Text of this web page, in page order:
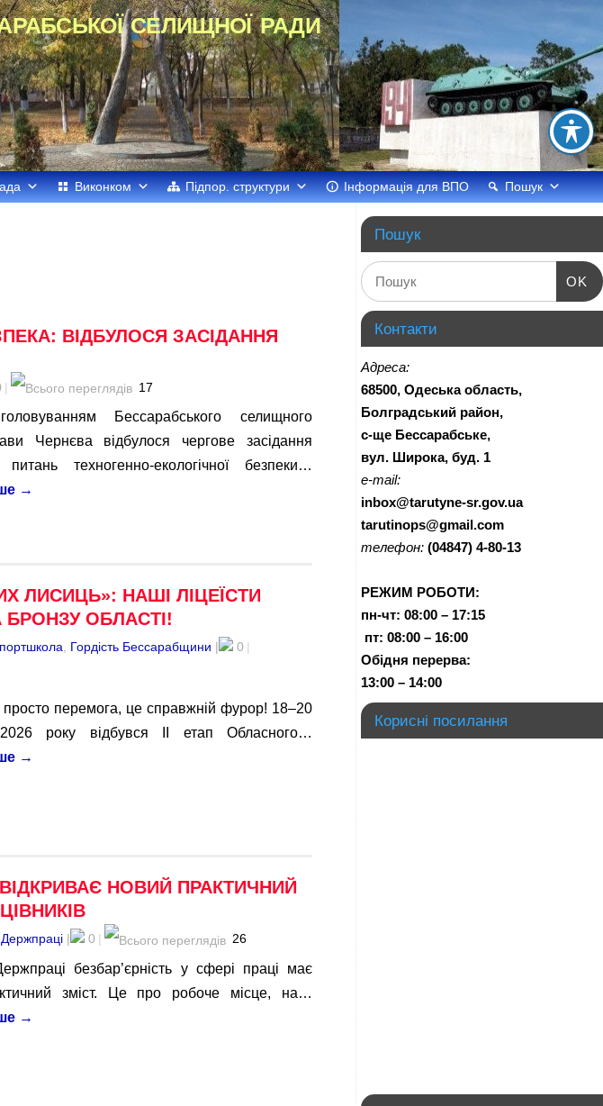
селищної ради
Виконком Підпор. структури Інформація для ВПО Пошук
ВІДБУЛОСЯ ЗАСІДАННЯ
| 17
Бессарабського селищного
Чернєва відбулося чергове засідання
питань техногенно-екологічної безпеки…
→
ЛИСИЦЬ»: НАШІ ЛІЦЕЇСТИ
ОБЛАСТІ!
, Гордість Бессарабщини | 0 |
перемога, це справжній фурор! 18–20
року відбувся ІІ етап Обласного…
→
НОВИЙ ПРАКТИЧНИЙ
Держпраці | 0 | 26
безбар’єрність у сфері праці має
зміст. Це про робоче місце, на…
→
Пошук
OK
Контакти
Адреса:
68500, Одеська область,
Болградський район,
с-ще Бессарабське,
вул. Широка, буд. 1
e-mail:
inbox@tarutyne-sr.gov.ua
tarutinops@gmail.com
телефон: (04847) 4-80-13
РЕЖИМ РОБОТИ:
пн-чт: 08:00 – 17:15
пт: 08:00 – 16:00
Обідня перерва:
13:00 – 14:00
Корисні посилання